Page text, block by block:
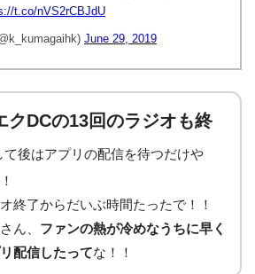
t.co/nVS2rCBJdU
June 29, 2019
クDCの13回のラジオも終
て後はアプリの配信を待つだけや
終了からだいぶ時間たったで！！
ん、 ファンの熱が冷めなうちに早く
配信したってな！！